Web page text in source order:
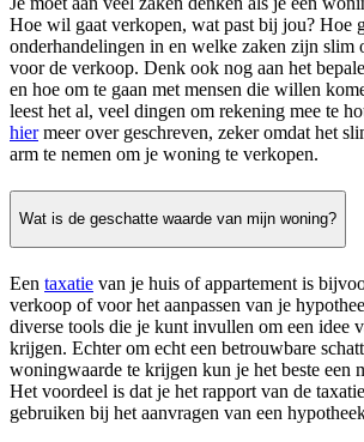
Hoe wil gaat verkopen, wat past bij jou? Hoe
onderhandelingen in en welke zaken zijn slim
voor de verkoop. Denk ook nog aan het
en hoe om te gaan met mensen die willen
leest het al, veel dingen om rekening mee te
hiermeer over geschreven, zeker omdat het
arm te nemen om je woning te verkopen.
Wat is de geschatte waarde van mijn woning?
Een taxatie van je huis of appartement is
verkoop of voor het aanpassen van je
diverse tools die je kunt invullen om een idee
krijgen. Echter om echt een betrouwbare
woningwaarde te krijgen kun je het beste een
Het voordeel is dat je het rapport van de
gebruiken bij het aanvragen van een